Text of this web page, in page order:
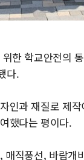
한 학교안전의
다.
인과 재질로 제
했다는 평이다.
직풍선, 바람